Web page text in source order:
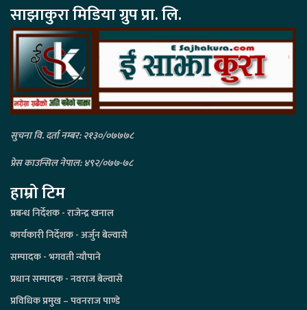
साझाकुरा मिडिया ग्रुप प्रा. लि.
सुचना वि. दर्ता नम्बर: २१३०/०७७७८
प्रेस काउन्सिल नेपाल: ४९२/०७७-७८
हाम्रो टिम
प्रबन्ध निर्देशक - राजेन्द्र खनाल
कार्यकारी निर्देशक - अर्जुन बेल्वासे
सम्पादक - भगवती न्यौपाने
प्रधान सम्पादक - नवराज बेल्वासे
प्रविधिक प्रमुख – पवनराज पाण्डे